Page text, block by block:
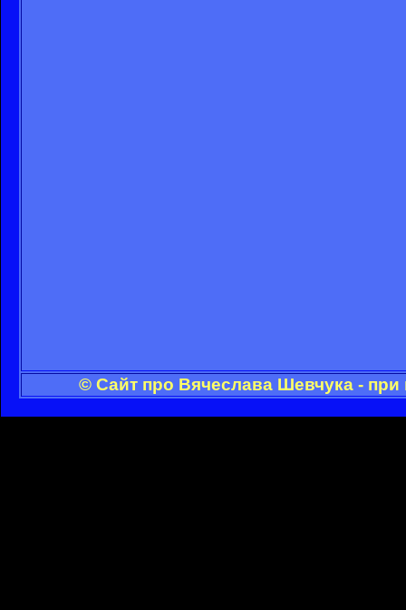
© Сайт про Вячеслава Шевчука -